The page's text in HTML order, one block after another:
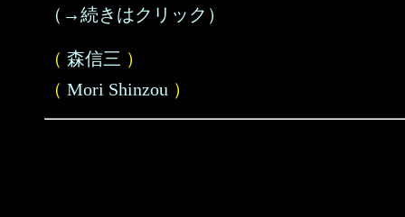
（→続きはクリック）
（ 森信三 ）
（ Mori Shinzou ）